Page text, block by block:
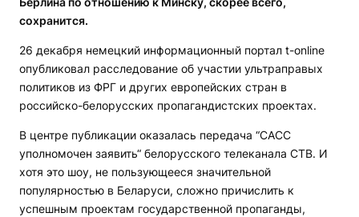
сохранится.
26 декабря немецкий информационный портал t-online
опубликовал расследование об участии ультраправых
политиков из ФРГ и других европейских стран в
российско-белорусских пропагандистских проектах.
В центре публикации оказалась передача “САСС
уполномочен заявить“ белорусского телеканала СТВ. И
хотя это шоу, не пользующееся значительной
популярностью в Беларуси, сложно причислить к
успешным проектам государственной пропаганды,